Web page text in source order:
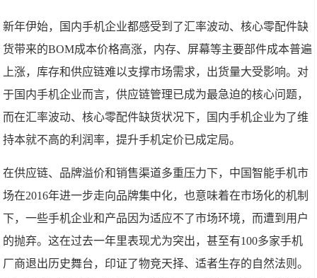
新年伊始，国内手机企业都感受到了汇率波动、核心零配件缺
货带来的BOM成本价格高涨，内存、屏幕等主要部件成本普遍
上涨，库存和供应链难以支撑市场需求，出货量大受影响。对
于国内手机企业而言，供应链管理已成为最急迫的核心问题，
而在汇率波动、核心零配件缺货状况下，国内手机企业为了维
持本就不高的利润率，提升手机定价已成定局。
在供应链、品牌溢价和销售渠道多重压力下，中国智能手机市
场在2016年进一步走向品牌集中化，也意味着在市场化的机制
下，一些手机企业和产品因为适应不了市场环境，而遭到用户
的抛弃。这在过去一年里表现尤为突出，甚至有100多家手机
厂商退出历史舞台，印证了物竞天择、适者生存的自然法则。